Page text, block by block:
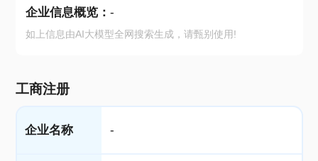
企业信息概览： -
如上信息由AI大模型全网搜索生成，请甄别使用!
工商注册
企业名称 -